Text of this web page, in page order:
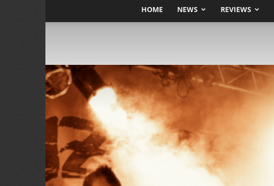
HOME NEWS REVIEWS